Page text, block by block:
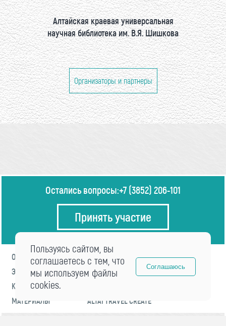
Алтайская краевая универсальная
научная библиотека им. В.Я. Шишкова
Организаторы и партнеры
Остались вопросы:+7 (3852) 206-101
Принять участие
О ФОРУМЕ
ПРОГРАММА
ЭКСПЕРТЫ
НОВОСТИ
КОНТАКТЫ
МАТЕРИАЛЫ
ALTAI TRAVEL CREATE
Пользуясь сайтом, вы
соглашаетесь с тем, что
мы используем файлы
cookies.
Соглашаюсь